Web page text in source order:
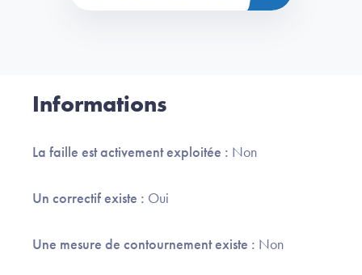
Informations
La faille est activement exploitée : Non
Un correctif existe : Oui
Une mesure de contournement existe : Non